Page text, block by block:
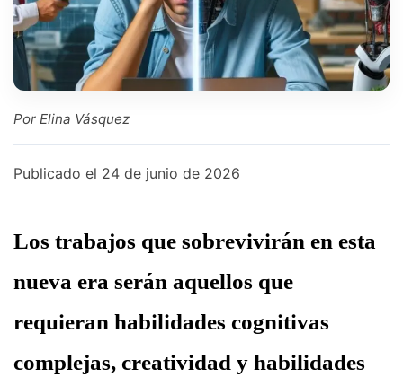
Por Elina Vásquez
Publicado el 24 de junio de 2026
Los trabajos que sobrevivirán en esta
nueva era serán aquellos que
requieran habilidades cognitivas
complejas, creatividad y habilidades